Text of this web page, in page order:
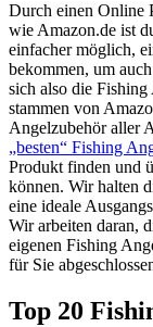
Durch einen Online
wie Amazon.de ist
einfacher möglich,
bekommen, um
sich also die
stammen von
Angelzubehör aller
„besten“ Fishing
Produkt finden und
können. Wir halten
eine ideale
Wir arbeiten daran,
eigenen Fishing
für Sie
Top 20